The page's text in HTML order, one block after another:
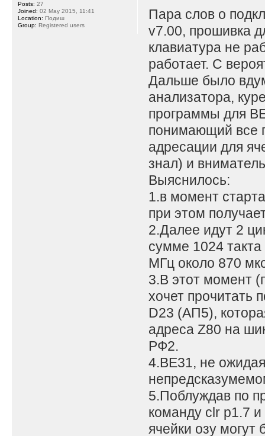
Пара слов о
v7.00, прошивка
клавиатура не
работает. С
Дальше было
анализатора,
программы для
понимающий все
адресации для
знал) и
Выяснилось:
1.в момент
при этом
2.Далее идут 2
сумме 1024
МГц около 870
3.В этот момент
хочет прочитать
D23 (АП5),
адреса Z80 на
РФ2.
4.ВЕ31, не
5.Поблуждав по
команду clr p1.7
ячейки озу
Posts: 27
Joined: 02 May 2015, 11:41
Location: Подиш
Group: Registered users